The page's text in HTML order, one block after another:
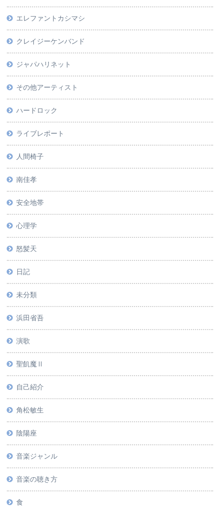
エレファントカシマシ
クレイジーケンバンド
ジャパハリネット
その他アーティスト
ハードロック
ライブレポート
人間椅子
南佳孝
安全地帯
心理学
怒髪天
日記
未分類
浜田省吾
演歌
聖飢魔Ⅱ
自己紹介
角松敏生
陰陽座
音楽ジャンル
音楽の聴き方
食